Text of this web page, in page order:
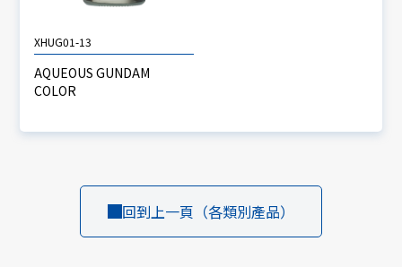
XHUG01-13
AQUEOUS GUNDAM
COLOR
回到上一頁（各類別產品）